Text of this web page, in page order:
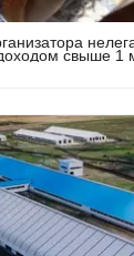
свыше 1